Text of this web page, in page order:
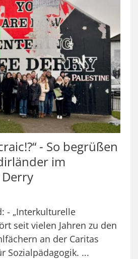
- So begrüßen
im
- „Interkulturelle
seit vielen Jahren zu den
an der Caritas
Sozialpädagogik. ...